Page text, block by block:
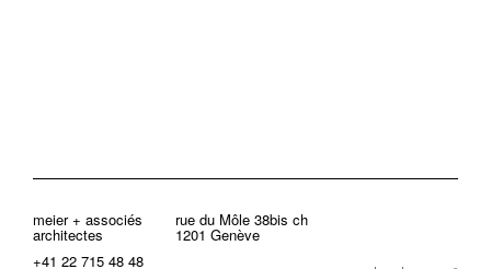
meier + associés
architectes
rue du Môle 38bis ch
1201 Genève
+41 22 715 48 48